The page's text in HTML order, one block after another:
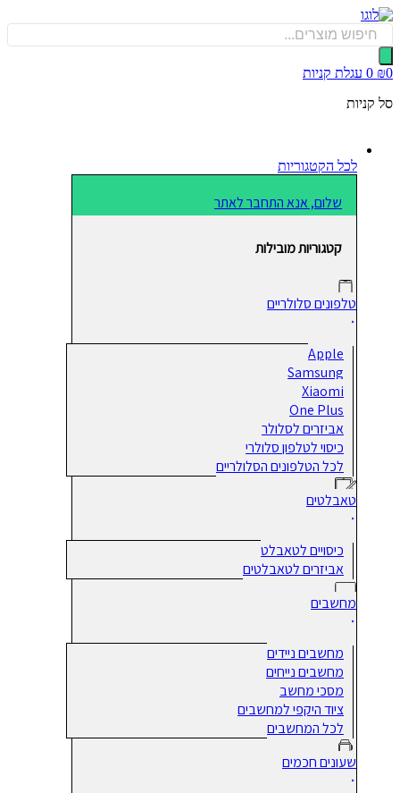
0 עגלת קניות
לכל הקטגוריות
שלום, אנא התחבר לאתר
קטגוריות מובילות
טלפונים סלולריים
Apple
Samsung
Xiaomi
One Plus
אביזרים לסלולר
כיסוי לטלפון סלולרי
לכל הטלפונים הסלולריים
טאבלטים
כיסויים לטאבלט
אביזרים לטאבלטים
מחשבים
מחשבים ניידים
מחשבים נייחים
מסכי מחשב
ציוד היקפי למחשבים
לכל המחשבים
שעונים חכמים